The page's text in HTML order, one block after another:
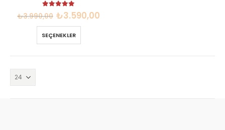
5.00out of 5
₺3.990,00 ₺3.590,00
SEÇENEKLER